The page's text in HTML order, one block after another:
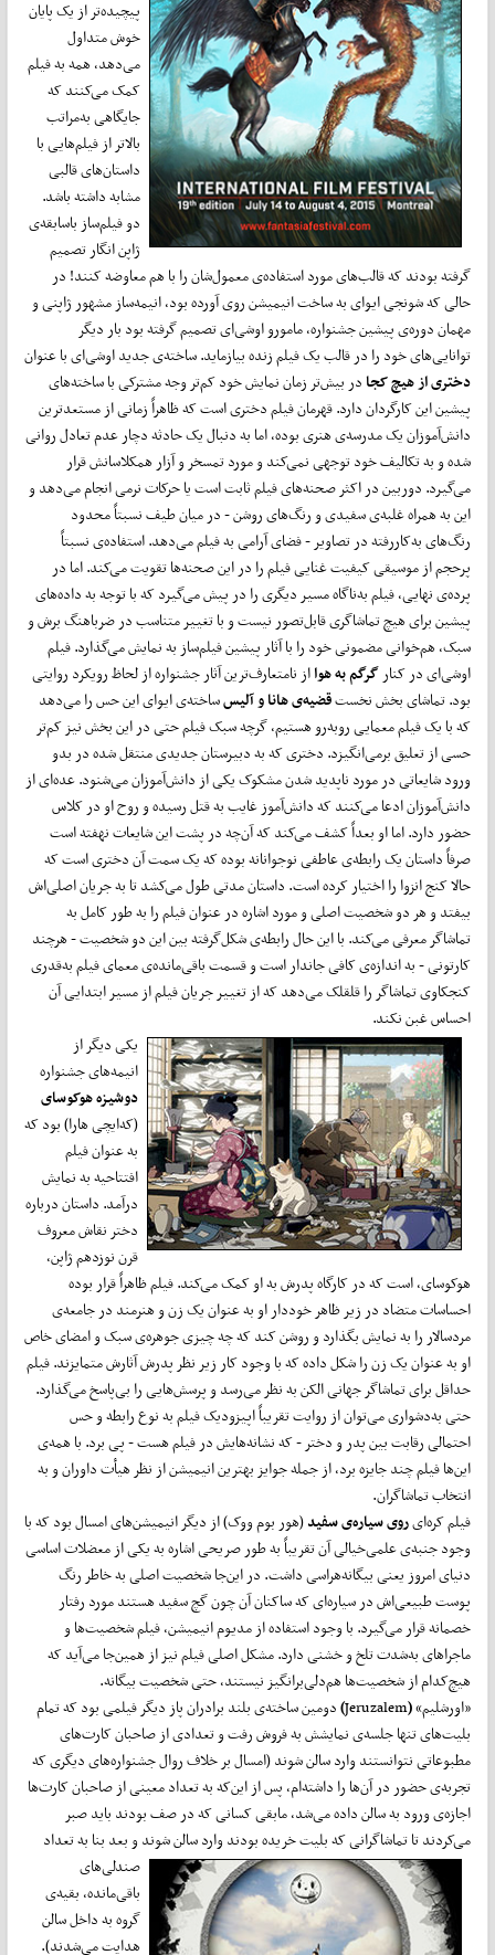
پیچیده‌تر از یک پایان
خوش متداول
می‌دهد، همه به فیلم
کمک می‌کنند که
جایگاهی به‌مراتب
بالاتر از فیلم‌هایی با
داستان‌های قالبی
مشابه داشته باشد.
دو فیلم‌‌ساز باسابقه‌ی
ژاپن انگار تصمیم
گرفته بودند که قالب‌های مورد استفاده‌ی معمول‌شان را با هم معاوضه کنند! در
حالی که شونجی ایوای به ساخت انیمیشن روی آورده بود، انیمه‌ساز مشهور ژاپنی و
مهمان دوره‌ی پیشین جشنواره، مامورو اوشی‌ای تصمیم گرفته بود بار دیگر
توانایی‌های خود را در قالب یک فیلم زنده بیازماید. ساخته‌ی جدید اوشی‌ای با عنوان
دختری از هیچ کجادر بیش‌تر زمان نمایش خود کم‌تر وجه مشترکی با ساخته‌های
پیشین این کارگردان دارد. قهرمان فیلم دختری است که ظاهراً زمانی از مستعدترین
دانش‌‌آموزان یک مدرسه‌ی هنری بوده، اما به دنبال یک حادثه دچار عدم تعادل روانی
شده و به تکالیف خود توجهی نمی‌کند و مورد تمسخر و آزار همکلاسانش قرار
می‌گیرد. دوربین در اکثر صحنه‌های فیلم ثابت است یا حرکات نرمی انجام می‌دهد و
این به همراه غلبه‌ی سفیدی و رنگ‌های روشن - در میان طیف نسبتاً محدود
رنگ‌های به‌کار‌رفته در تصاویر - فضای آرامی به فیلم می‌دهد. استفاده‌ی نسبتاً
پرحجم از موسیقی کیفیت غنایی فیلم را در این صحنه‌ها تقویت می‌کند. اما در
پرده‌ی نهایی، فیلم به‌ناگاه مسیر دیگری را در پیش می‌گیرد که با توجه به داده‌های
پیشین برای هیچ تماشاگری قابل‌تصور نیست و با تغییر متناسب در ضرباهنگ برش و
سبک، هم‌خوانی مضمونی خود را با آثار پیشین فیلم‌ساز به نمایش می‌گذارد. فیلم
اوشی‌ای در کنار گرگم به هوااز نامتعارف‌ترین آثار جشنواره از لحاظ رویکرد روایتی
بود. تماشای بخش نخستقضیه‌ی هانا و آلیسساخته‌ی ایوای این حس را می‌دهد
که با یک فیلم معمایی روبه‌رو هستیم، گرچه سبک فیلم حتی در این بخش نیز کم‌تر
حسی از تعلیق برمی‌انگیزد. دختری که به دبیرستان جدیدی منتقل شده در بدو
ورود شایعاتی در مورد ناپدید شدن مشکوک یکی از دانش‌آموزان می‌شنود. عده‌ای از
دانش‌آموزان ادعا می‌کنند که دانش‌آموز غایب به قتل رسیده و روح او در کلاس
حضور دارد. اما او بعداً کشف می‌کند که آن‌چه در پشت این شایعات نهفته است
صرفاً داستان یک رابطه‌ی عاطفی نوجوانانه بوده که یک سمت آن دختری است که
حالا کنج انزوا را اختیار کرده است. داستان مدتی طول می‌کشد تا به جریان اصلی‌اش
بیفتد و هر دو شخصیت اصلی و مورد اشاره در عنوان فیلم را به طور کامل به
تماشاگر معرفی می‌کند. با این حال رابطه‌ی شکل‌گرفته بین این دو شخصیت - هرچند
کارتونی - به اندازه‌ی کافی جاندار است و قسمت باقی‌مانده‌ی معمای فیلم به‌قدری
کنجکاوی تماشاگر را قلقلک می‌دهد که از تغییر جریان فیلم از مسیر ابتدایی آن
احساس غبن نکند.
یکی دیگر از
انیمه‌های جشنواره
دوشیزه هوکوسای
(که‌ایچی هارا) بود که
به عنوان فیلم
افتتاحیه به نمایش
درآمد. داستان درباره
دختر نقاش معروف
قرن نوزدهم ژاپن،
هوکوسای، است که در کارگاه پدرش به او کمک می‌کند. فیلم ظاهراً قرار بوده
احساسات متضاد در زیر ظاهر خوددار او به عنوان یک زن و هنرمند در جامعه‌ی
مردسالار را به نمایش بگذارد و روشن کند که چه چیزی جوهره‌ی سبک و امضای خاص
او به عنوان یک زن را شکل داده که با وجود کار زیر نظر پدرش آثارش متمایزند. فیلم
حداقل برای تماشاگر جهانی الکن به نظر می‌رسد و پرسش‌هایی را بی‌پاسخ می‌گذارد.
حتی به‌دشواری می‌توان از روایت تقریباً اپیزودیک فیلم به نوع رابطه و حس
احتمالی رقابت بین پدر و دختر - که نشانه‌‌هایش در فیلم هست - پی برد. با همه‌ی
این‌ها فیلم چند جایزه برد، از جمله جوایز بهترین انیمیشن از نظر هیأت داوران و به
انتخاب تماشاگران.
فیلم کره‌ایروی سیاره‌ی سفید(هور بوم ووک) از دیگر انیمیشن‌های امسال بود که با
وجود جنبه‌ی علمی‌خیالی آن تقریباً به طور صریحی اشاره به یکی از معضلات اساسی
دنیای امروز یعنی بیگانه‌هراسی داشت. در این‌جا شخصیت‌ اصلی به خاطر رنگ
پوست طبیعی‌اش در سیاره‌ای که ساکنان آن چون گچ سفید هستند مورد رفتار
خصمانه قرار می‌گیرد. با وجود استفاده از مدیوم انیمیشن، فیلم شخصیت‌ها و
ماجراهای به‌شدت تلخ و خشنی دارد. مشکل اصلی فیلم نیز از همین‌جا می‌آید که
هیچ‌کدام از شخصیت‌ها هم‌دلی‌برانگیز نیستند، حتی شخصیت بیگانه.
«اورشلیم»(
Jeruzalem
)دومین ساخته‌ی بلند برادران پاز دیگر فیلمی بود که تمام
بلیت‌های تنها جلسه‌ی نمایشش به فروش رفت و تعدادی از صاحبان کارت‌های
مطبوعاتی نتوانستند وارد سالن شوند (امسال بر خلاف روال جشنواره‌های دیگری که
تجربه‌ی حضور در آن‌ها را داشته‌ام، پس از این‌که به تعداد معینی از صاحبان کارت‌ها
اجازه‌ی ورود به سالن داده می‌شد، مابقی کسانی که در صف بودند باید صبر
می‌کردند تا تماشاگرانی که بلیت خریده بودند وارد سالن شوند و بعد بنا به تعداد
صندلی‌های
باقی‌مانده، بقیه‌ی
گروه به داخل سالن
هدایت می‌شدند).